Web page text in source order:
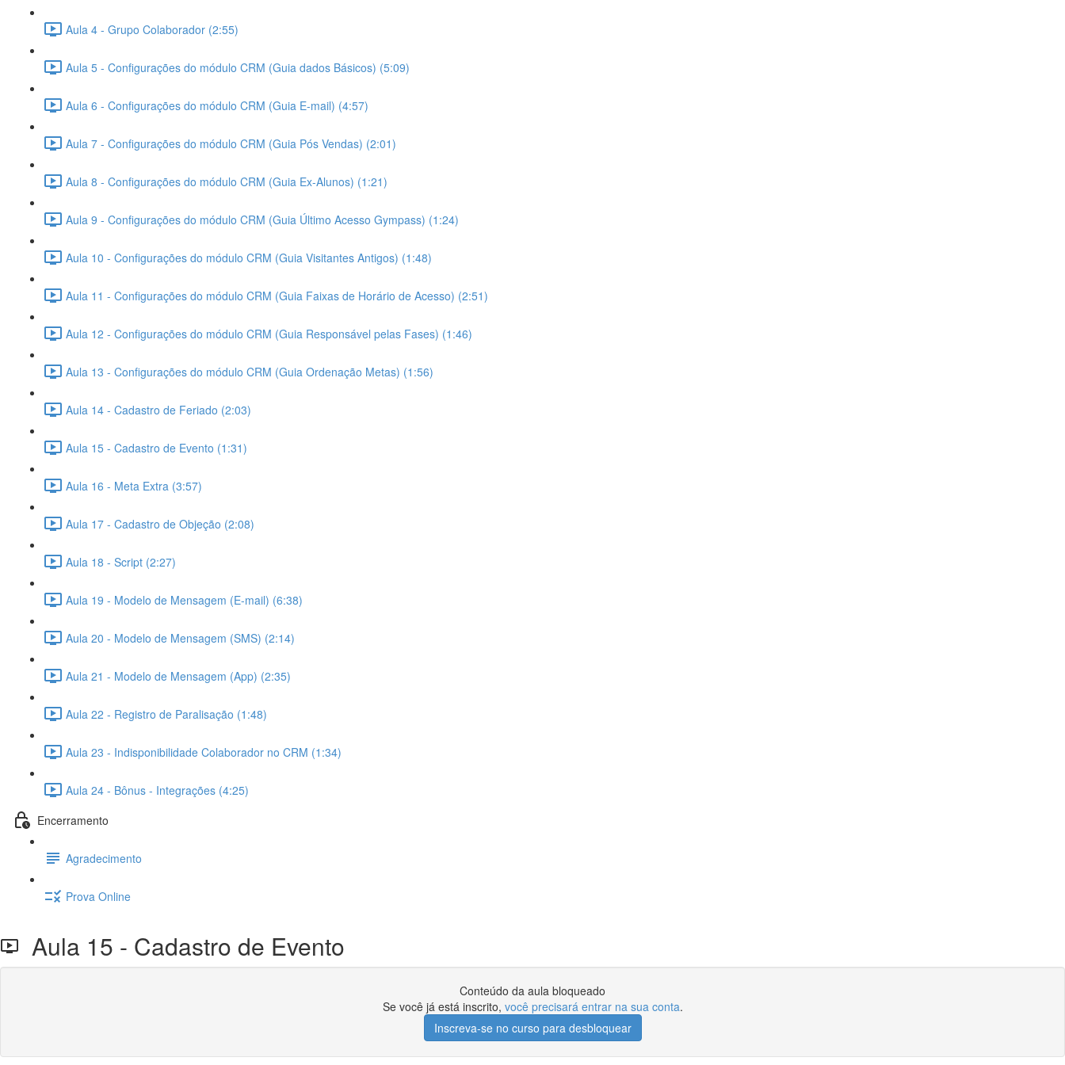
Aula 4 - Grupo Colaborador (2:55)
Aula 5 - Configurações do módulo CRM (Guia dados Básicos) (5:09)
Aula 6 - Configurações do módulo CRM (Guia E-mail) (4:57)
Aula 7 - Configurações do módulo CRM (Guia Pós Vendas) (2:01)
Aula 8 - Configurações do módulo CRM (Guia Ex-Alunos) (1:21)
Aula 9 - Configurações do módulo CRM (Guia Último Acesso Gympass) (1:24)
Aula 10 - Configurações do módulo CRM (Guia Visitantes Antigos) (1:48)
Aula 11 - Configurações do módulo CRM (Guia Faixas de Horário de Acesso) (2:51)
Aula 12 - Configurações do módulo CRM (Guia Responsável pelas Fases) (1:46)
Aula 13 - Configurações do módulo CRM (Guia Ordenação Metas) (1:56)
Aula 14 - Cadastro de Feriado (2:03)
Aula 15 - Cadastro de Evento (1:31)
Aula 16 - Meta Extra (3:57)
Aula 17 - Cadastro de Objeção (2:08)
Aula 18 - Script (2:27)
Aula 19 - Modelo de Mensagem (E-mail) (6:38)
Aula 20 - Modelo de Mensagem (SMS) (2:14)
Aula 21 - Modelo de Mensagem (App) (2:35)
Aula 22 - Registro de Paralisação (1:48)
Aula 23 - Indisponibilidade Colaborador no CRM (1:34)
Aula 24 - Bônus - Integrações (4:25)
Encerramento
Agradecimento
Prova Online
Aula 15 - Cadastro de Evento
Conteúdo da aula bloqueado
Se você já está inscrito, você precisará entrar na sua conta.
Inscreva-se no curso para desbloquear